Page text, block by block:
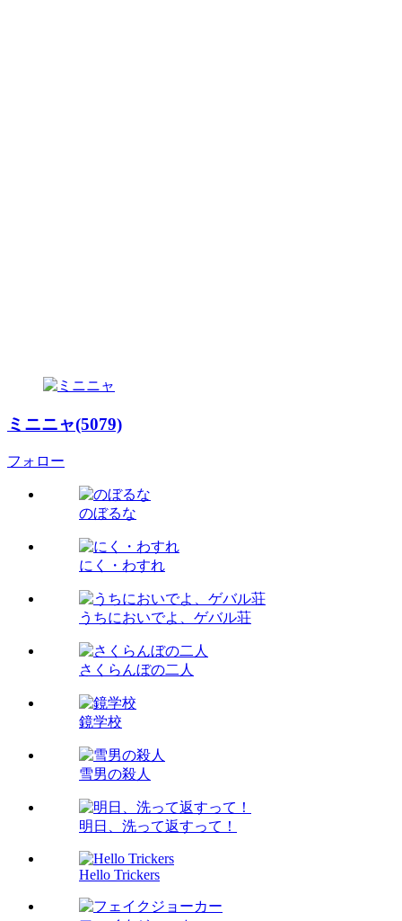
ミニニャ(5079)
フォロー
のぼるな
にく・わすれ
うちにおいでよ、ゲバル荘
さくらんぼの二人
鏡学校
雪男の殺人
明日、洗って返すって！
Hello Trickers